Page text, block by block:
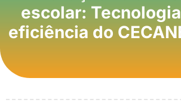
escolar:
eficiência do